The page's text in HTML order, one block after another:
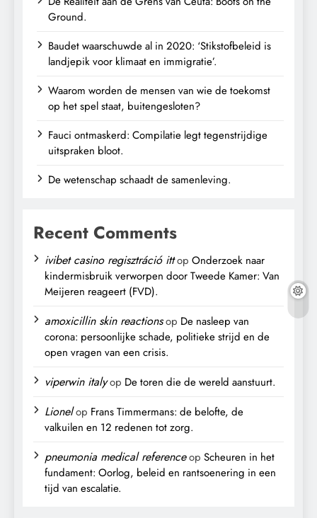
Ground.
Baudet waarschuwde al in 2020: ‘Stikstofbeleid is
landjepik voor klimaat en immigratie’.
Waarom worden de mensen van wie de toekomst
op het spel staat, buitengesloten?
Fauci ontmaskerd: Compilatie legt tegenstrijdige
uitspraken bloot.
De wetenschap schaadt de samenleving.
Recent Comments
ivibet casino regisztráció ittop Onderzoek naar
kindermisbruik verworpen door Tweede Kamer: Van
Meijeren reageert (FVD).
amoxicillin skin reactionsop De nasleep van
corona: persoonlijke schade, politieke strijd en de
open vragen van een crisis.
viperwin italyop De toren die de wereld aanstuurt.
Lionelop Frans Timmermans: de belofte, de
valkuilen en 12 redenen tot zorg.
pneumonia medical referenceop Scheuren in het
fundament: Oorlog, beleid en rantsoenering in een
tijd van escalatie.